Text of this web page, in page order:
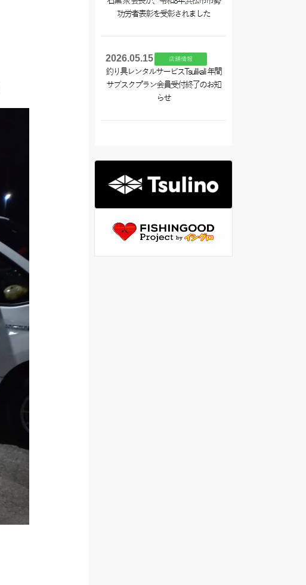
功労者表彰を受彰されました
2026.05.15 店舗情報
釣り具レンタルサービスTsulikali 年間
サブスクプラン会員受付終了のお知
らせ